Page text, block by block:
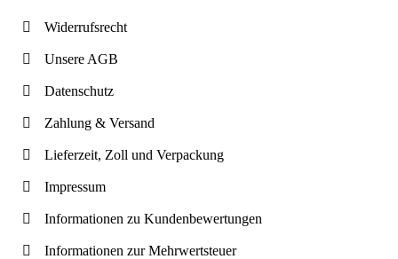
Widerrufsrecht
Unsere AGB
Datenschutz
Zahlung & Versand
Lieferzeit, Zoll und Verpackung
Impressum
Informationen zu Kundenbewertungen
Informationen zur Mehrwertsteuer